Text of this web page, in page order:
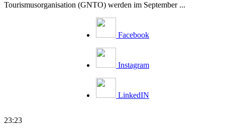
Tourismusorganisation (GNTO) werden im September ...
Facebook
Instagram
LinkedIN
23:23